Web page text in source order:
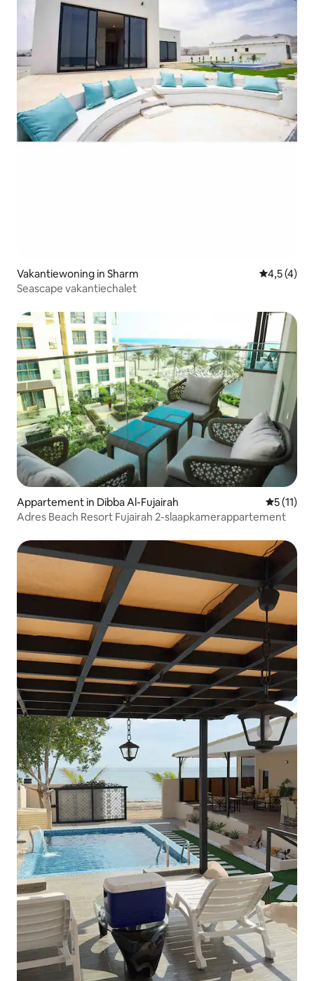
Vakantiewoning in Sharm
4,5 (4)
Seascape vakantiechalet
Appartement in Dibba Al-Fujairah
5 (11)
Adres Beach Resort Fujairah 2-slaapkamerappartement